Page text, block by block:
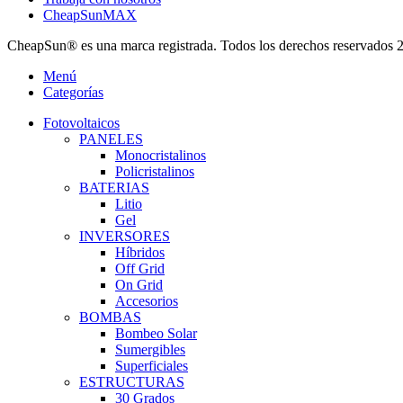
CheapSunMAX
CheapSun® es una marca registrada. Todos los derechos reservados
Menú
Categorías
Fotovoltaicos
PANELES
Monocristalinos
Policristalinos
BATERIAS
Litio
Gel
INVERSORES
Híbridos
Off Grid
On Grid
Accesorios
BOMBAS
Bombeo Solar
Sumergibles
Superficiales
ESTRUCTURAS
30 Grados